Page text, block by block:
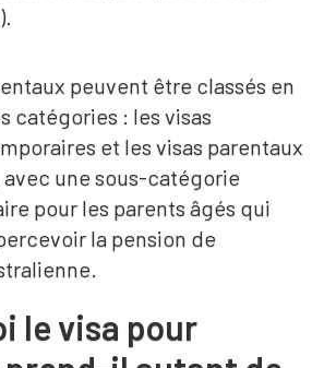
peuvent être classés en
catégories : les visas
et les visas parentaux
une sous-catégorie
pour les parents âgés qui
la pension de
le visa pour